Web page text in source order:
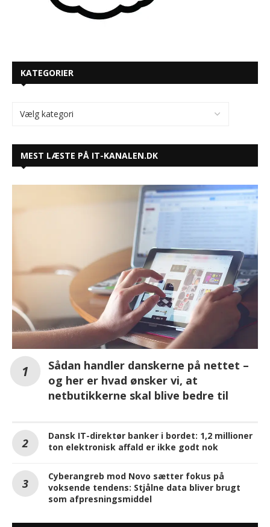
KATEGORIER
MEST LÆSTE PÅ IT-KANALEN.DK
Sådan handler danskerne på nettet –
og her er hvad ønsker vi, at
netbutikkerne skal blive bedre til
Dansk IT-direktør banker i bordet: 1,2 millioner
ton elektronisk affald er ikke godt nok
Cyberangreb mod Novo sætter fokus på
voksende tendens: Stjålne data bliver brugt
som afpresningsmiddel